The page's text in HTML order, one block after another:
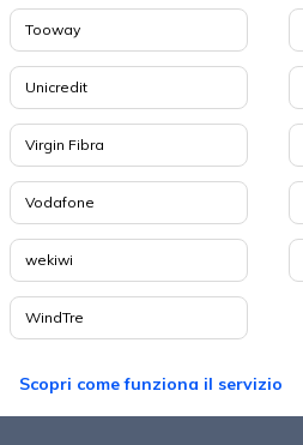
Tooway
Unicredit
Virgin Fibra
Vodafone
wekiwi
WindTre
Scopri come funziona il servizio